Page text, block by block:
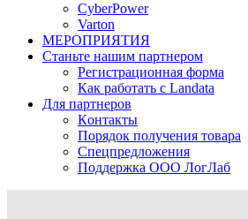
CyberPower
Varton
МЕРОПРИЯТИЯ
Станьте нашим партнером
Регистрационная форма
Как работать с Landata
Для партнеров
Кoнтaкты
Порядок получения товара
Спецпредложения
Поддержка ООО ЛогЛаб